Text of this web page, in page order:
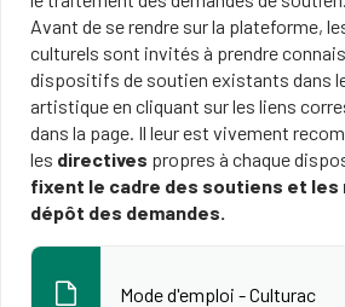
Avant de se rendre sur la plateforme,
culturels sont invités à prendre
dispositifs de soutien existants dans
artistique en cliquant sur les liens
dans la page. Il leur est vivement
les directives propres à chaque
fixent le cadre des soutiens et les
dépôt des demandes.
Mode d'emploi - Culturac